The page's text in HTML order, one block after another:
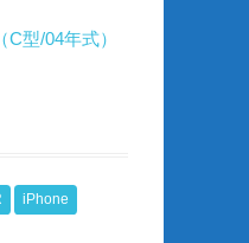
C型/04年式）
iPhone